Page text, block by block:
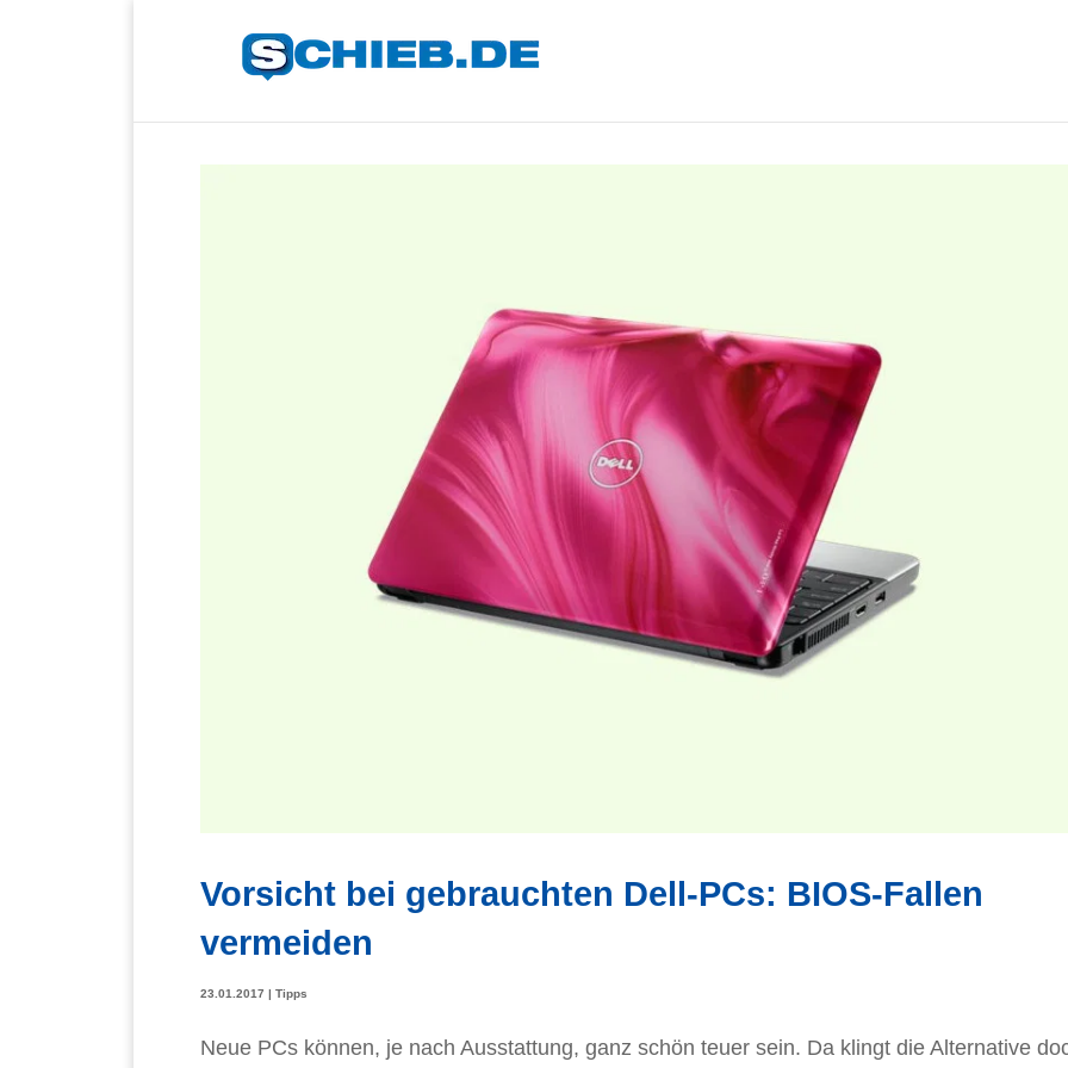
Vorsicht bei gebrauchten Dell-PCs: BIOS-Fallen
vermeiden
23.01.2017 | Tipps
Neue PCs können, je nach Ausstattung, ganz schön teuer sein. Da klingt die Alternative